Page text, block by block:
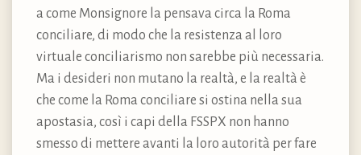
a come Monsignore la pensava circa la Roma
conciliare, di modo che la resistenza al loro
virtuale conciliarismo non sarebbe più necessaria.
Ma i desideri non mutano la realtà, e la realtà è
che come la Roma conciliare si ostina nella sua
apostasia, così i capi della FSSPX non hanno
smesso di mettere avanti la loro autorità per fare